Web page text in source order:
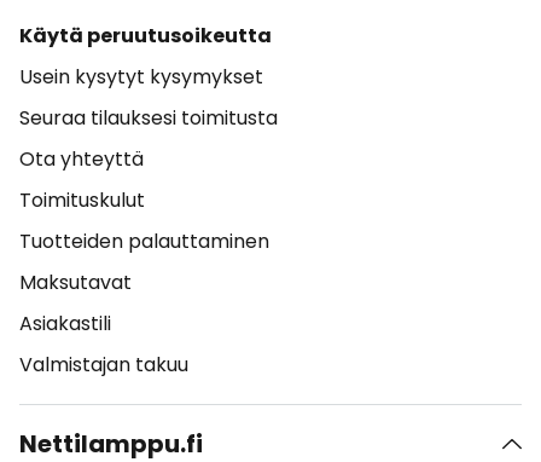
Käytä peruutusoikeutta
Usein kysytyt kysymykset
Seuraa tilauksesi toimitusta
Ota yhteyttä
Toimituskulut
Tuotteiden palauttaminen
Maksutavat
Asiakastili
Valmistajan takuu
Nettilamppu.fi